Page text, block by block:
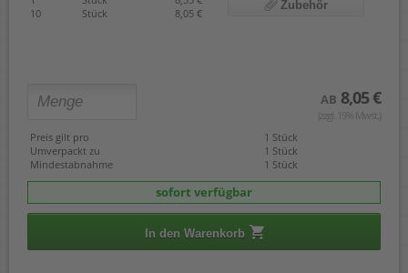
10
Stück 8,05 €
Zubehör
AB 8,05 €
(zzgl. 19% Mwst.)
Preis gilt pro
1 Stück
Umverpackt zu
1 Stück
Mindestabnahme
1 Stück
sofort verfügbar
In den Warenkorb